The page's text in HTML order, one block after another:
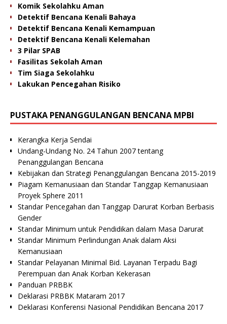
Komik Sekolahku Aman
Detektif Bencana Kenali Bahaya
Detektif Bencana Kenali Kemampuan
Detektif Bencana Kenali Kelemahan
3 Pilar SPAB
Fasilitas Sekolah Aman
Tim Siaga Sekolahku
Lakukan Pencegahan Risiko
PUSTAKA PENANGGULANGAN BENCANA MPBI
Kerangka Kerja Sendai
Undang-Undang No. 24 Tahun 2007 tentang
Penanggulangan Bencana
Kebijakan dan Strategi Penanggulangan Bencana 2015-2019
Piagam Kemanusiaan dan Standar Tanggap Kemanusiaan
Proyek Sphere 2011
Standar Pencegahan dan Tanggap Darurat Korban Berbasis
Gender
Standar Minimum untuk Pendidikan dalam Masa Darurat
Standar Minimum Perlindungan Anak dalam Aksi
Kemanusiaan
Standar Pelayanan Minimal Bid. Layanan Terpadu Bagi
Perempuan dan Anak Korban Kekerasan
Panduan PRBBK
Deklarasi PRBBK Mataram 2017
Deklarasi Konferensi Nasional Pendidikan Bencana 2017